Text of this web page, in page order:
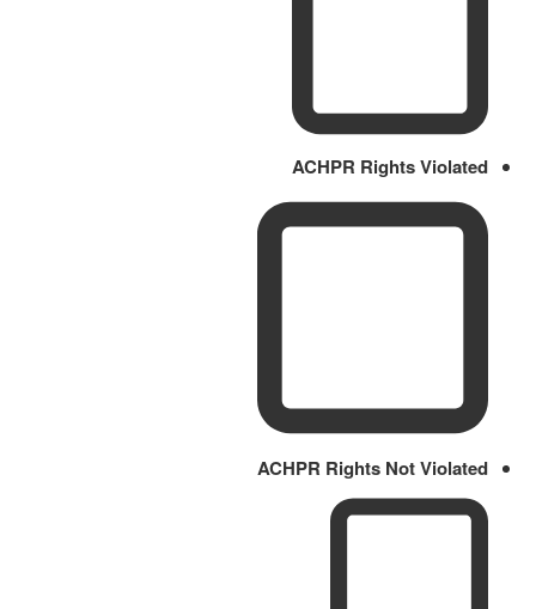
ACHPR Rights Violated
ACHPR Rights Not Violated